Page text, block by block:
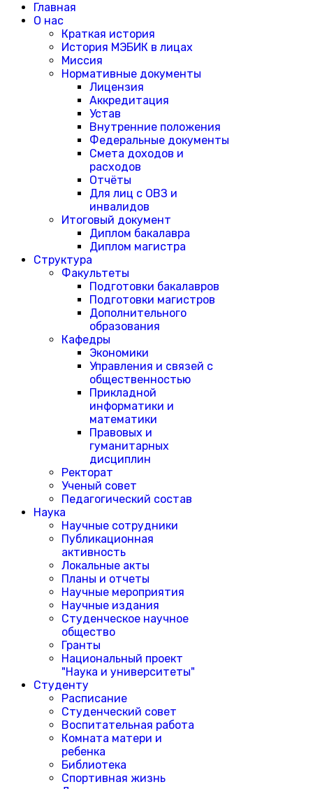
Главная
О нас
Краткая история
История МЭБИК в лицах
Миссия
Нормативные документы
Лицензия
Аккредитация
Устав
Внутренние положения
Федеральные документы
Смета доходов и
расходов
Отчёты
Для лиц с ОВЗ и
инвалидов
Итоговый документ
Диплом бакалавра
Диплом магистра
Структура
Факультеты
Подготовки бакалавров
Подготовки магистров
Дополнительного
образования
Кафедры
Экономики
Управления и связей с
общественностью
Прикладной
информатики и
математики
Правовых и
гуманитарных
дисциплин
Ректорат
Ученый совет
Педагогический состав
Наука
Научные сотрудники
Публикационная
активность
Локальные акты
Планы и отчеты
Научные мероприятия
Научные издания
Студенческое научное
общество
Гранты
Национальный проект
"Наука и университеты"
Студенту
Расписание
Студенческий совет
Воспитательная работа
Комната матери и
ребенка
Библиотека
Спортивная жизнь